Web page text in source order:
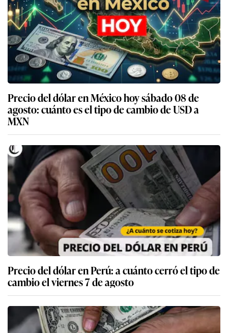
Precio del dólar en México hoy sábado 08 de
agosto: cuánto es el tipo de cambio de USD a
MXN
Precio del dólar en Perú: a cuánto cerró el tipo de
cambio el viernes 7 de agosto